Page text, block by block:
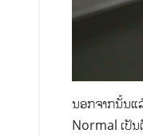
ນອກຈາກນັ້ນແ
Normal ເປັນ